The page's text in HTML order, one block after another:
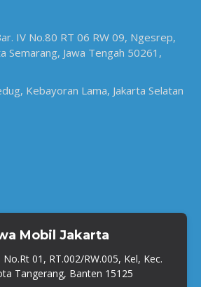
IV No.80 RT 06 RW 09, Ngesrep,
Semarang, Jawa Tengah 50261,
Kebayoran Lama, Jakarta Selatan
Mobil Jakarta
No.Rt 01, RT.002/RW.005, Kel, Kec.
Tangerang, Banten 15125